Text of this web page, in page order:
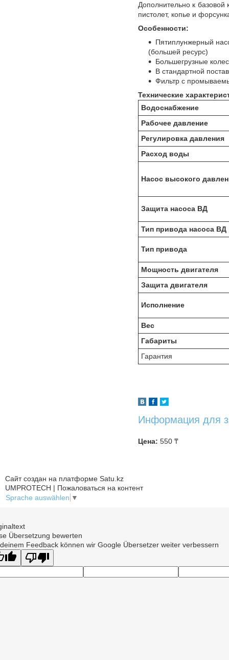
Дополнительно к
пистолет, копье и
Особенности:
Пятиплунжерный
(большей ресурс)
Большегрузные
В стандартной
Фильтр с
Технические
Водоснабжение
Рабочее давление
Регулировка давления
Расход воды
Насос высокого
Защита насоса ВД
Тип привода насоса ВД
Тип привода
Мощность двигателя
Защита двигателя
Исполнение
Вес
Габариты
Гарантия
Информация для
Цена: 550 ₸
Сайт создан на платформе Satu.kz
UMPROTECH | Пожаловаться на контент
Sprache auswählen ▼
Übersetzung bewerten
Feedback können wir Google Übersetzer weiter verbessern